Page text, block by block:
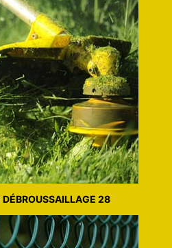
DÉBROUSSAILLAGE 28